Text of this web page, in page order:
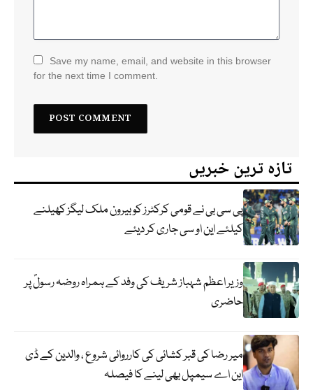
Save my name, email, and website in this browser
for the next time I comment.
تازہ ترین خبریں
پی سی بی نے قومی کرکٹرز کو بیرون ملک لیگز کھیلنے
کیلئے این او سی جاری کر دیئے
وزیر اعظم شہباز شریف کی وفد کے ہمراہ روضہ رسولؐ پر
حاضری
میر رضا کی قبر کشائی کی کارروائی شروع ، والدین کے ڈی
این اے سیمپل بھی لینے کا فیصلہ